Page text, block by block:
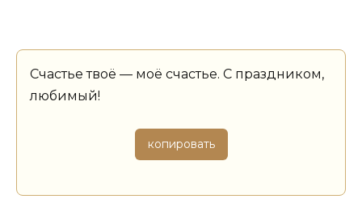
Счастье твоё — моё счастье. С праздником,
любимый!
копировать